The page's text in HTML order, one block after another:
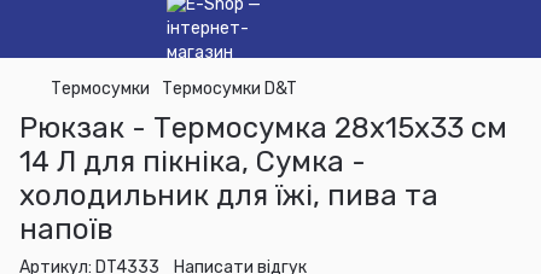
Термосумки Термосумки D&T
Рюкзак - Термосумка 28х15х33 см
14 Л для пікніка, Сумка -
холодильник для їжі, пива та
напоїв
Артикул: DT4333 Написати відгук